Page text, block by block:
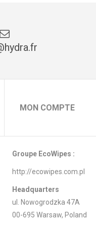
MON COMPTE
Groupe EcoWipes :
http://ecowipes.com.pl
Headquarters
ul. Nowogrodzka 47A
00-695 Warsaw, Poland